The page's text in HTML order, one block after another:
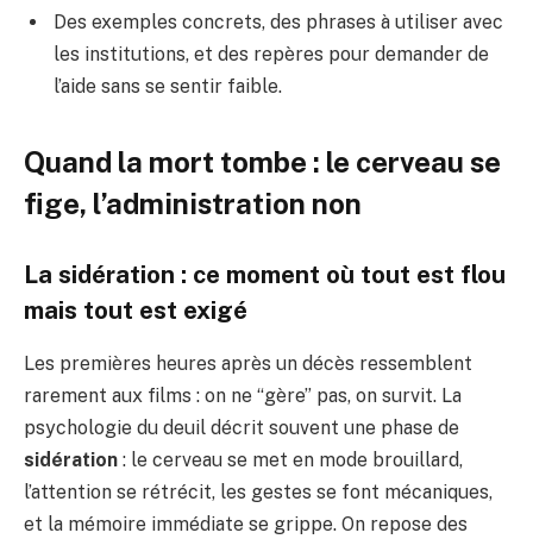
Des exemples concrets, des phrases à utiliser avec
les institutions, et des repères pour demander de
l’aide sans se sentir faible.
Quand la mort tombe : le cerveau se
fige, l’administration non
La sidération : ce moment où tout est flou
mais tout est exigé
Les premières heures après un décès ressemblent
rarement aux films : on ne “gère” pas, on survit. La
psychologie du deuil décrit souvent une phase de
sidération : le cerveau se met en mode brouillard,
l’attention se rétrécit, les gestes se font mécaniques,
et la mémoire immédiate se grippe. On repose des